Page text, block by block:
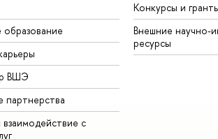
ВШЭ
партнерства
взаимодействие с
Конкурсы и
Внешние научно-
ресурсы